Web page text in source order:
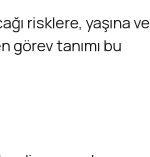
risklere, yaşına ve
görev tanımı bu